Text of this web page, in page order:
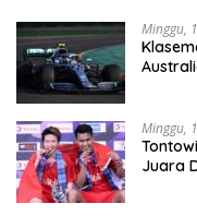
Minggu,
Minggu,
Juara